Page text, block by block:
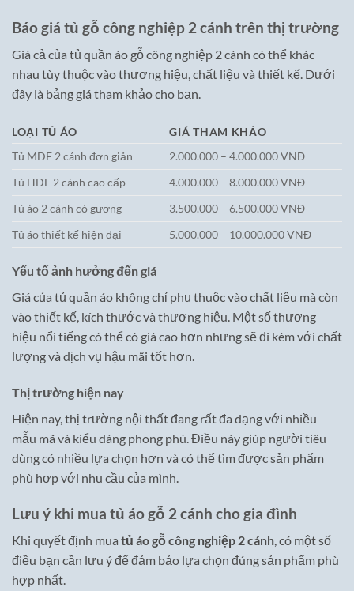
Báo giá tủ gỗ công nghiệp 2 cánh trên thị trường
Giá cả của tủ quần áo gỗ công nghiệp 2 cánh có thể khác
nhau tùy thuộc vào thương hiệu, chất liệu và thiết kế. Dưới
đây là bảng giá tham khảo cho bạn.
LOẠI TỦ ÁO
GIÁ THAM KHẢO
Tủ MDF 2 cánh đơn giản
2.000.000 – 4.000.000 VNĐ
Tủ HDF 2 cánh cao cấp
4.000.000 – 8.000.000 VNĐ
Tủ áo 2 cánh có gương
3.500.000 – 6.500.000 VNĐ
Tủ áo thiết kế hiện đại
5.000.000 – 10.000.000 VNĐ
Yếu tố ảnh hưởng đến giá
Giá của tủ quần áo không chỉ phụ thuộc vào chất liệu mà còn
vào thiết kế, kích thước và thương hiệu. Một số thương
hiệu nổi tiếng có thể có giá cao hơn nhưng sẽ đi kèm với chất
lượng và dịch vụ hậu mãi tốt hơn.
Thị trường hiện nay
Hiện nay, thị trường nội thất đang rất đa dạng với nhiều
mẫu mã và kiểu dáng phong phú. Điều này giúp người tiêu
dùng có nhiều lựa chọn hơn và có thể tìm được sản phẩm
phù hợp với nhu cầu của mình.
Lưu ý khi mua tủ áo gỗ 2 cánh cho gia đình
Khi quyết định mua tủ áo gỗ công nghiệp 2 cánh, có một số
điều bạn cần lưu ý để đảm bảo lựa chọn đúng sản phẩm phù
hợp nhất.